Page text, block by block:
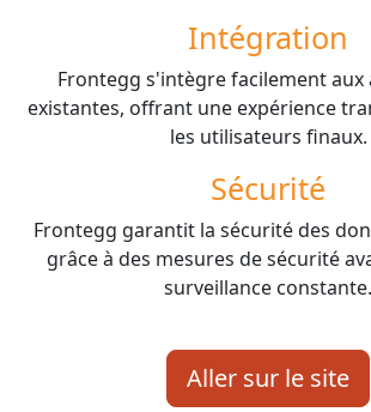
Intégration
Frontegg s'intègre facilement aux
existantes, offrant une expérience
les utilisateurs finaux.
Sécurité
Frontegg garantit la sécurité des
grâce à des mesures de sécurité
surveillance constante.
Aller sur le site